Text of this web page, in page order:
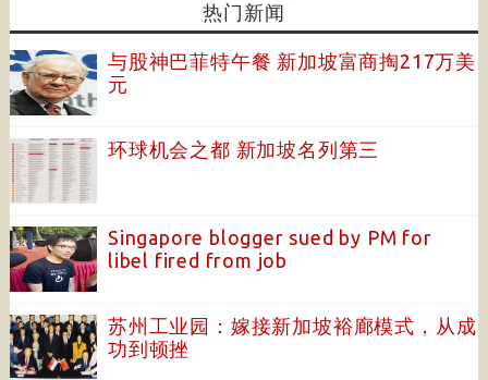
热门新闻
与股神巴菲特午餐 新加坡富商掏217万美
元
环球机会之都 新加坡名列第三
Singapore blogger sued by PM for
libel fired from job
苏州工业园：嫁接新加坡裕廊模式，从成
功到顿挫